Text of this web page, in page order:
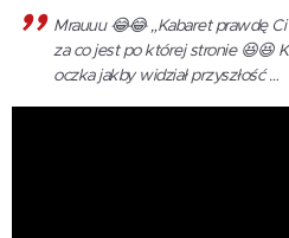
Mrauuu 😂😂 „Kabaret prawdę
za co jest po której stronie 😆😆
oczka jakby widział przyszłość …